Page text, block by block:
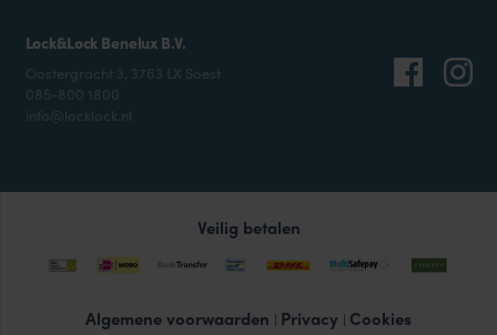
Lock&Lock Benelux B.V.
Oostergracht 3, 3763 LX Soest
085-800 1800
info@locklock.nl
Veilig betalen
Algemene voorwaarden | Privacy | Cookies